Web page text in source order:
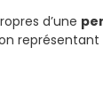
d’une